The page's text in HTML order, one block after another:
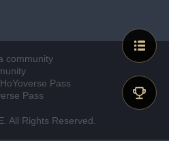
community
Pass
Pass
All Rights Reserved.